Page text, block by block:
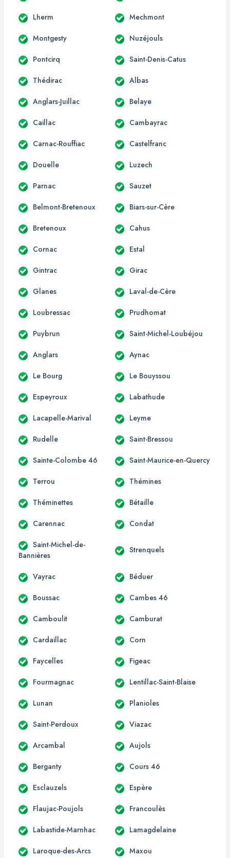
Lherm Mechmont
Montgesty Nuzéjouls
Pontcirq Saint-Denis-Catus
Thédirac Albas
Anglars-Juillac Belaye
Caillac Cambayrac
Carnac-Rouffiac Castelfranc
Douelle Luzech
Parnac Sauzet
Belmont-Bretenoux Biars-sur-Cère
Bretenoux Cahus
Cornac Estal
Gintrac Girac
Glanes Laval-de-Cère
Loubressac Prudhomat
Puybrun Saint-Michel-Loubéjou
Anglars Aynac
Le Bourg Le Bouyssou
Espeyroux Labathude
Lacapelle-Marival Leyme
Rudelle Saint-Bressou
Sainte-Colombe 46 Saint-Maurice-en-Quercy
Terrou Thémines
Théminettes Bétaille
Carennac Condat
Saint-Michel-de-
Bannières
Strenquels
Vayrac Béduer
Boussac Cambes 46
Camboulit Camburat
Cardaillac Corn
Faycelles Figeac
Fourmagnac Lentillac-Saint-Blaise
Lunan Planioles
Saint-Perdoux Viazac
Arcambal Aujols
Berganty Cours 46
Esclauzels Espère
Flaujac-Poujols Francoulès
Labastide-Marnhac Lamagdelaine
Laroque-des-Arcs Maxou